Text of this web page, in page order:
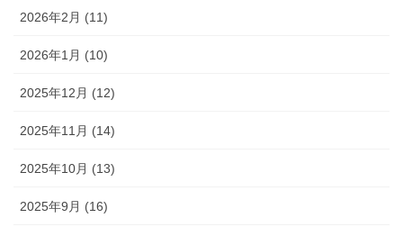
2026年2月 (11)
2026年1月 (10)
2025年12月 (12)
2025年11月 (14)
2025年10月 (13)
2025年9月 (16)